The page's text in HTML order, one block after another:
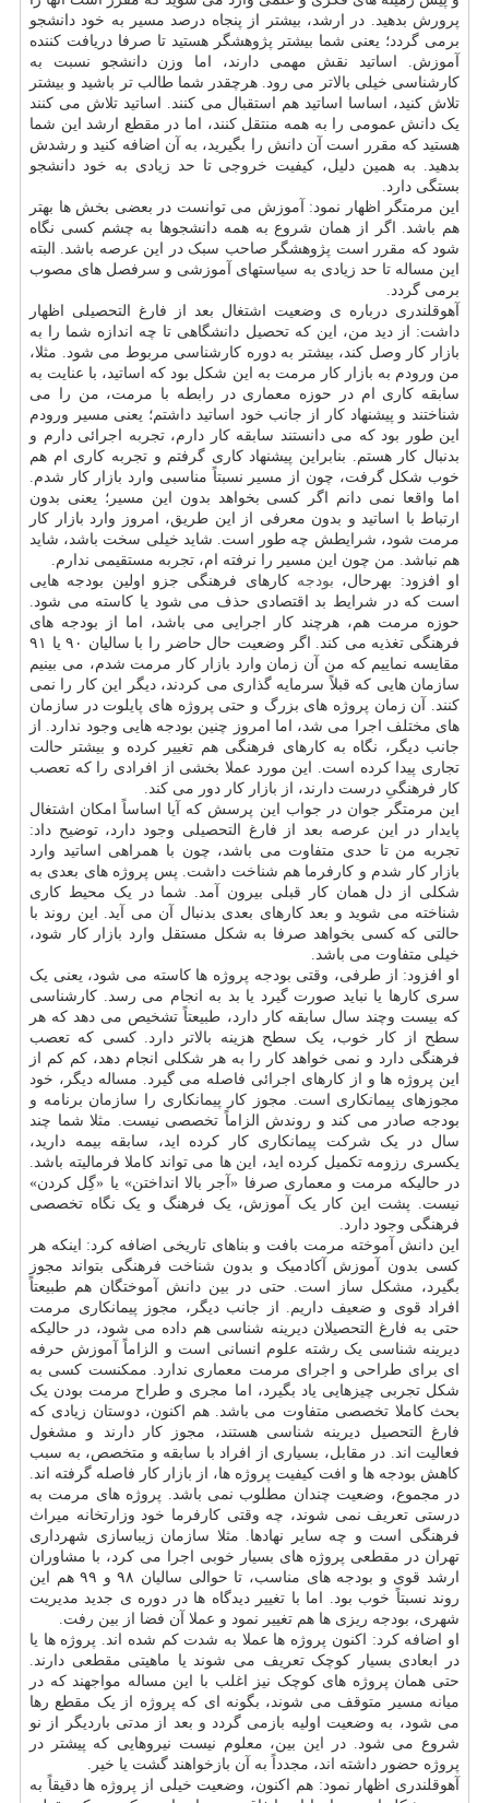
پرورش بدهید. در ارشد، بیشتر از پنجاه درصد مسیر به خود دانشجو
برمی گردد؛ یعنی شما بیشتر پژوهشگر هستید تا صرفا دریافت کننده
آموزش. اساتید نقش مهمی دارند، اما وزن دانشجو نسبت به
کارشناسی خیلی بالاتر می رود. هرچقدر شما طالب تر باشید و بیشتر
تلاش کنید، اساسا اساتید هم استقبال می کنند. اساتید تلاش می کنند
یک دانش عمومی را به همه منتقل کنند، اما در مقطع ارشد این شما
هستید که مقرر است آن دانش را بگیرید، به آن اضافه کنید و رشدش
بدهید. به همین دلیل، کیفیت خروجی تا حد زیادی به خود دانشجو
بستگی دارد.
این مرمتگر اظهار نمود: آموزش می توانست در بعضی بخش ها بهتر
هم باشد. اگر از همان شروع به همه دانشجوها به چشم کسی نگاه
شود که مقرر است پژوهشگر صاحب سبک در این عرصه باشد. البته
این مساله تا حد زیادی به سیاستهای آموزشی و سرفصل های مصوب
برمی گردد.
آهوقلندری درباره ی وضعیت اشتغال بعد از فارغ التحصیلی اظهار
داشت: از دید من، این که تحصیل دانشگاهی تا چه اندازه شما را به
بازار کار وصل کند، بیشتر به دوره کارشناسی مربوط می شود. مثلا،
من ورودم به بازار کار مرمت به این شکل بود که اساتید، با عنایت به
سابقه کاری ام در حوزه معماری در رابطه با مرمت، من را می
شناختند و پیشنهاد کار از جانب خود اساتید داشتم؛ یعنی مسیر ورودم
این طور بود که می دانستند سابقه کار دارم، تجربه اجرائی دارم و
بدنبال کار هستم. بنابراین پیشنهاد کاری گرفتم و تجربه کاری ام هم
خوب شکل گرفت، چون از مسیر نسبتاً مناسبی وارد بازار کار شدم.
اما واقعا نمی دانم اگر کسی بخواهد بدون این مسیر؛ یعنی بدون
ارتباط با اساتید و بدون معرفی از این طریق، امروز وارد بازار کار
مرمت شود، شرایطش چه طور است. شاید خیلی سخت باشد، شاید
هم نباشد. من چون این مسیر را نرفته ام، تجربه مستقیمی ندارم.
او افزود: بهرحال، بودجه کارهای فرهنگی جزو اولین بودجه هایی
است که در شرایط بد اقتصادی حذف می شود یا کاسته می شود.
حوزه مرمت هم، هرچند کار اجرایی می باشد، اما از بودجه های
فرهنگی تغذیه می کند. اگر وضعیت حال حاضر را با سالیان ۹۰ یا ۹۱
مقایسه نماییم که من آن زمان وارد بازار کار مرمت شدم، می بینیم
سازمان هایی که قبلاً سرمایه گذاری می کردند، دیگر این کار را نمی
کنند. آن زمان پروژه های بزرگ و حتی پروژه های پایلوت در سازمان
های مختلف اجرا می شد، اما امروز چنین بودجه هایی وجود ندارد. از
جانب دیگر، نگاه به کارهای فرهنگی هم تغییر کرده و بیشتر حالت
تجاری پیدا کرده است. این مورد عملا بخشی از افرادی را که تعصب
کار فرهنگیِ درست دارند، از بازار کار دور می کند.
این مرمتگر جوان در جواب این پرسش که آیا اساساً امکان اشتغال
پایدار در این عرصه بعد از فارغ التحصیلی وجود دارد، توضیح داد:
تجربه من تا حدی متفاوت می باشد، چون با همراهی اساتید وارد
بازار کار شدم و کارفرما هم شناخت داشت. پس پروژه های بعدی به
شکلی از دل همان کار قبلی بیرون آمد. شما در یک محیط کاری
شناخته می شوید و بعد کارهای بعدی بدنبال آن می آید. این روند با
حالتی که کسی بخواهد صرفا به شکل مستقل وارد بازار کار شود،
خیلی متفاوت می باشد.
او افزود: از طرفی، وقتی بودجه پروژه ها کاسته می شود، یعنی یک
سری کارها یا نباید صورت گیرد یا بد به انجام می رسد. کارشناسی
که بیست وچند سال سابقه کار دارد، طبیعتاً تشخیص می دهد که هر
سطح از کار خوب، یک سطح هزینه بالاتر دارد. کسی که تعصب
فرهنگی دارد و نمی خواهد کار را به هر شکلی انجام دهد، کم کم از
این پروژه ها و از کارهای اجرائی فاصله می گیرد. مساله دیگر، خود
مجوزهای پیمانکاری است. مجوز کار پیمانکاری را سازمان برنامه و
بودجه صادر می کند و روندش الزاماً تخصصی نیست. مثلا شما چند
سال در یک شرکت پیمانکاری کار کرده اید، سابقه بیمه دارید،
یکسری رزومه تکمیل کرده اید، این ها می تواند کاملا فرمالیته باشد.
در حالیکه مرمت و معماری صرفا «آجر بالا انداختن» یا «گِل کردن»
نیست. پشت این کار یک آموزش، یک فرهنگ و یک نگاه تخصصی
فرهنگی وجود دارد.
این دانش آموخته مرمت بافت و بناهای تاریخی اضافه کرد: اینکه هر
کسی بدون آموزش آکادمیک و بدون شناخت فرهنگی بتواند مجوز
بگیرد، مشکل ساز است. حتی در بین دانش آموختگان هم طبیعتاً
افراد قوی و ضعیف داریم. از جانب دیگر، مجوز پیمانکاری مرمت
حتی به فارغ التحصیلان دیرینه شناسی هم داده می شود، در حالیکه
دیرینه شناسی یک رشته علوم انسانی است و الزاماً آموزش حرفه
ای برای طراحی و اجرای مرمت معماری ندارد. ممکنست کسی به
شکل تجربی چیزهایی یاد بگیرد، اما مجری و طراح مرمت بودن یک
بحث کاملا تخصصی متفاوت می باشد. هم اکنون، دوستان زیادی که
فارغ التحصیل دیرینه شناسی هستند، مجوز کار دارند و مشغول
فعالیت اند. در مقابل، بسیاری از افراد با سابقه و متخصص، به سبب
کاهش بودجه ها و افت کیفیت پروژه ها، از بازار کار فاصله گرفته اند.
در مجموع، وضعیت چندان مطلوب نمی باشد. پروژه های مرمت به
درستی تعریف نمی شوند، چه وقتی کارفرما خود وزارتخانه میراث
فرهنگی است و چه سایر نهادها. مثلا سازمان زیباسازی شهرداری
تهران در مقطعی پروژه های بسیار خوبی اجرا می کرد، با مشاوران
ارشد قوی و بودجه های مناسب، تا حوالی سالیان ۹۸ و ۹۹ هم این
روند نسبتاً خوب بود. اما با تغییر دیدگاه ها در دوره ی جدید مدیریت
شهری، بودجه ریزی ها هم تغییر نمود و عملا آن فضا از بین رفت.
او اضافه کرد: اکنون پروژه ها عملا به شدت کم شده اند. پروژه ها یا
در ابعادی بسیار کوچک تعریف می شوند یا ماهیتی مقطعی دارند.
حتی همان پروژه های کوچک نیز اغلب با این مساله مواجهند که در
میانه مسیر متوقف می شوند، بگونه ای که پروژه از یک مقطع رها
می شود، به وضعیت اولیه بازمی گردد و بعد از مدتی باردیگر از نو
شروع می شود. در این بین، معلوم نیست نیروهایی که پیشتر در
پروژه حضور داشته اند، مجدداً به آن بازخواهند گشت یا خیر.
آهوقلندری اظهار نمود: هم اکنون، وضعیت خیلی از پروژه ها دقیقاً به